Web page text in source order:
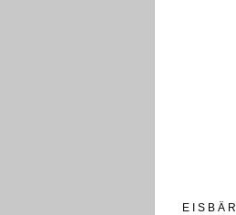
E I S B Ä